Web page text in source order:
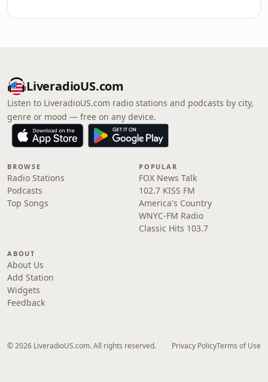
LiveradioUS.com
Listen to LiveradioUS.com radio stations and podcasts by city,
genre or mood — free on any device.
BROWSE
Radio Stations
Podcasts
Top Songs
POPULAR
FOX News Talk
102.7 KISS FM
America's Country
WNYC-FM Radio
Classic Hits 103.7
ABOUT
About Us
Add Station
Widgets
Feedback
© 2026 LiveradioUS.com. All rights reserved. Privacy PolicyTerms of Use